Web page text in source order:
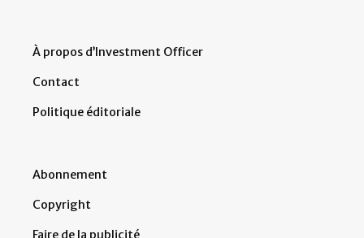
À propos d’Investment Officer
Contact
Politique éditoriale
Abonnement
Copyright
Faire de la publicité